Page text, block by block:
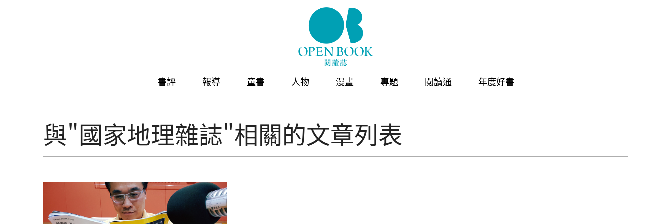
書評 報導 童書 人物 漫畫 專題 閱讀通 年度好書
與"國家地理雜誌"相關的文章列表